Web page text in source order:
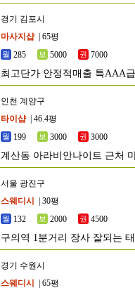
경기 김포시
마사지샵
| 65평
285
5000 7000
최고단가 안정적매출 특AAA
인천 계양구
타이샵
| 46.4평
199
3000 3000
계산동 아라비안나이트 근처
서울 광진구
스웨디시
| 30평
132
2000 4500
구의역 1분거리 장사 잘되는
경기 수원시
스웨디시
| 65평